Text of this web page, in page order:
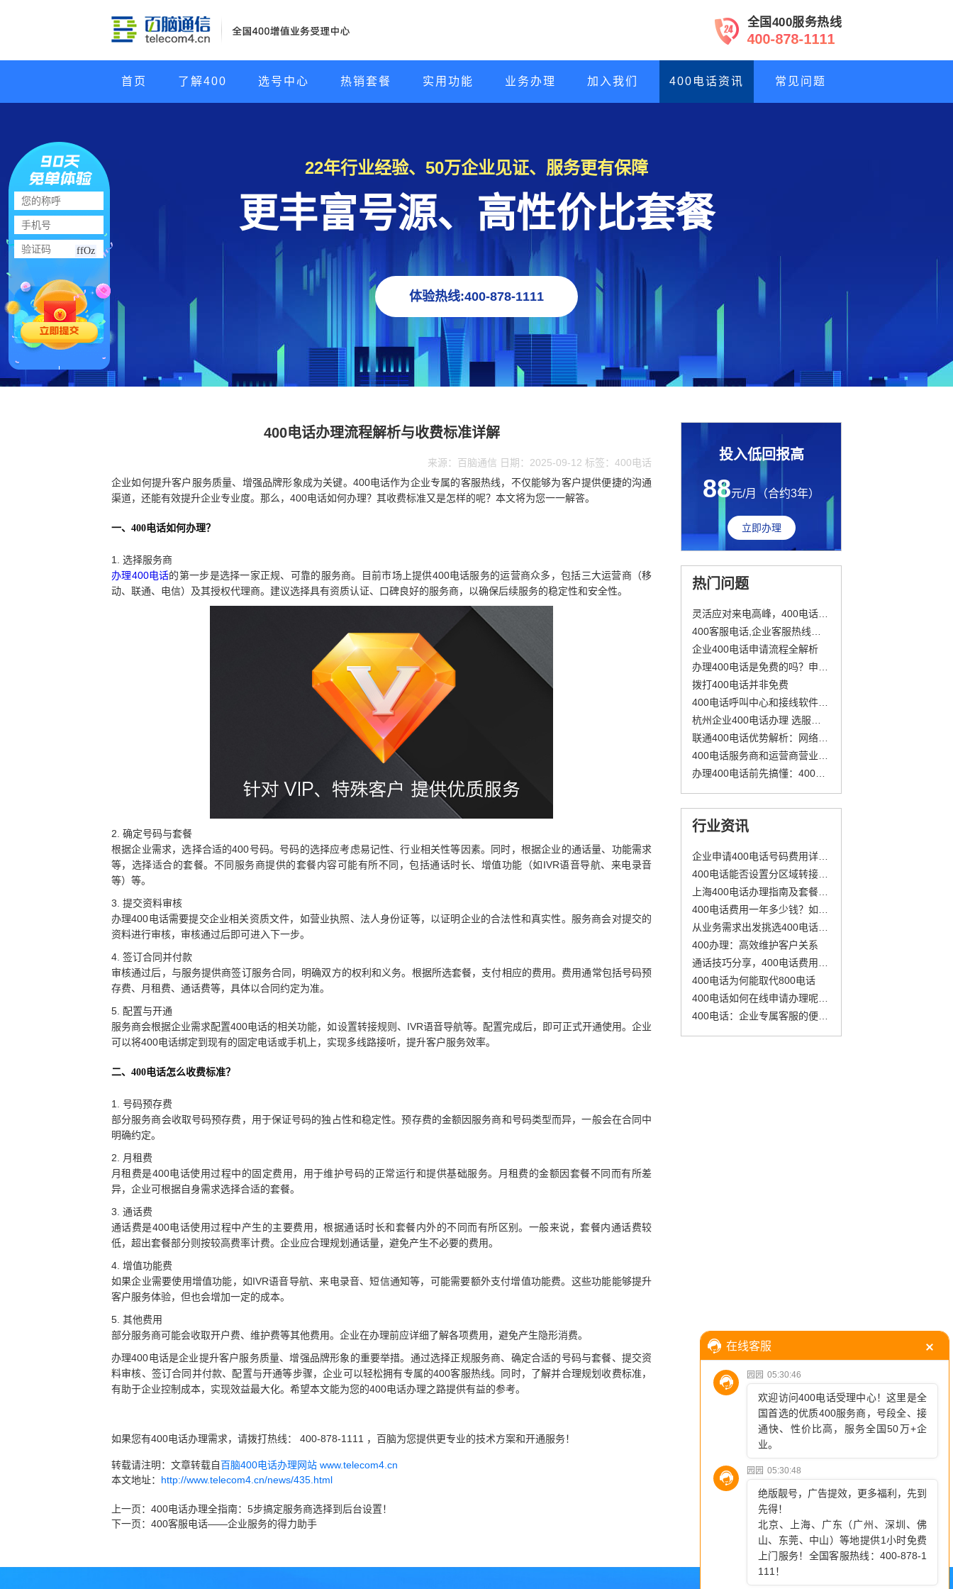
全国400服务热线
400-878-1111
首页 了解400 选号中心 热销套餐 实用功能 业务办理 加入我们 400电话资讯 常见问题
22年行业经验、50万企业见证、服务更有保障
更丰富号源、高性价比套餐
体验热线:400-878-1111
400电话办理流程解析与收费标准详解
来源：百脑通信 日期：2025-09-12 标签：400电话
企业如何提升客户服务质量、增强品牌形象成为关键。400电话作为企业专属的客服热线，不仅能够为客户提供便捷的沟通
渠道，还能有效提升企业专业度。那么，400电话如何办理？其收费标准又是怎样的呢？本文将为您一一解答。
一、400电话如何办理？
1. 选择服务商
办理400电话的第一步是选择一家正规、可靠的服务商。目前市场上提供400电话服务的运营商众多，包括三大运营商（移
动、联通、电信）及其授权代理商。建议选择具有资质认证、口碑良好的服务商，以确保后续服务的稳定性和安全性。
2. 确定号码与套餐
根据企业需求，选择合适的400号码。号码的选择应考虑易记性、行业相关性等因素。同时，根据企业的通话量、功能需求
等，选择适合的套餐。不同服务商提供的套餐内容可能有所不同，包括通话时长、增值功能（如IVR语音导航、来电录音
等）等。
3. 提交资料审核
办理400电话需要提交企业相关资质文件，如营业执照、法人身份证等，以证明企业的合法性和真实性。服务商会对提交的
资料进行审核，审核通过后即可进入下一步。
4. 签订合同并付款
审核通过后，与服务提供商签订服务合同，明确双方的权利和义务。根据所选套餐，支付相应的费用。费用通常包括号码预
存费、月租费、通话费等，具体以合同约定为准。
5. 配置与开通
服务商会根据企业需求配置400电话的相关功能，如设置转接规则、IVR语音导航等。配置完成后，即可正式开通使用。企业
可以将400电话绑定到现有的固定电话或手机上，实现多线路接听，提升客户服务效率。
二、400电话怎么收费标准？
1. 号码预存费
部分服务商会收取号码预存费，用于保证号码的独占性和稳定性。预存费的金额因服务商和号码类型而异，一般会在合同中
明确约定。
2. 月租费
月租费是400电话使用过程中的固定费用，用于维护号码的正常运行和提供基础服务。月租费的金额因套餐不同而有所差
异，企业可根据自身需求选择合适的套餐。
3. 通话费
通话费是400电话使用过程中产生的主要费用，根据通话时长和套餐内外的不同而有所区别。一般来说，套餐内通话费较
低，超出套餐部分则按较高费率计费。企业应合理规划通话量，避免产生不必要的费用。
4. 增值功能费
如果企业需要使用增值功能，如IVR语音导航、来电录音、短信通知等，可能需要额外支付增值功能费。这些功能能够提升
客户服务体验，但也会增加一定的成本。
5. 其他费用
部分服务商可能会收取开户费、维护费等其他费用。企业在办理前应详细了解各项费用，避免产生隐形消费。
办理400电话是企业提升客户服务质量、增强品牌形象的重要举措。通过选择正规服务商、确定合适的号码与套餐、提交资
料审核、签订合同并付款、配置与开通等步骤，企业可以轻松拥有专属的400客服热线。同时，了解并合理规划收费标准，
有助于企业控制成本，实现效益最大化。希望本文能为您的400电话办理之路提供有益的参考。
如果您有400电话办理需求，请拨打热线： 400-878-1111 ，百脑为您提供更专业的技术方案和开通服务！
转载请注明：文章转载自百脑400电话办理网站 www.telecom4.cn
本文地址： http://www.telecom4.cn/news/435.html
上一页： 400电话办理全指南：5步搞定服务商选择到后台设置！
下一页： 400客服电话——企业服务的得力助手
投入低回报高
88元/月（合约3年）
立即办理
热门问题
企业400电话申请流程全解析
拨打400电话并非免费
行业资讯
400办理：高效维护客户关系
400电话为何能取代800电话
ffOz